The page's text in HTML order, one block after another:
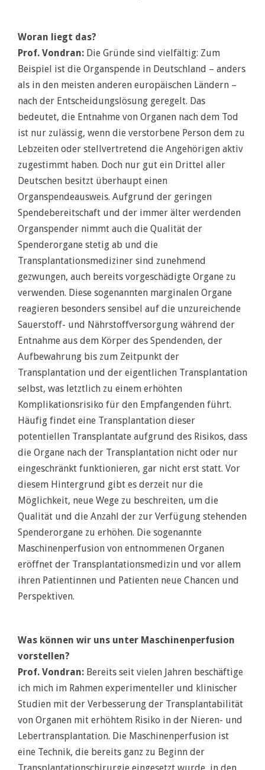
Woran liegt das?
Prof. Vondran: Die Gründe sind vielfältig: Zum
Beispiel ist die Organspende in Deutschland – anders
als in den meisten anderen europäischen Ländern –
nach der Entscheidungslösung geregelt. Das
bedeutet, die Entnahme von Organen nach dem Tod
ist nur zulässig, wenn die verstorbene Person dem zu
Lebzeiten oder stellvertretend die Angehörigen aktiv
zugestimmt haben. Doch nur gut ein Drittel aller
Deutschen besitzt überhaupt einen
Organspendeausweis. Aufgrund der geringen
Spendebereitschaft und der immer älter werdenden
Organspender nimmt auch die Qualität der
Spenderorgane stetig ab und die
Transplantationsmediziner sind zunehmend
gezwungen, auch bereits vorgeschädigte Organe zu
verwenden. Diese sogenannten marginalen Organe
reagieren besonders sensibel auf die unzureichende
Sauerstoff- und Nährstoffversorgung während der
Entnahme aus dem Körper des Spendenden, der
Aufbewahrung bis zum Zeitpunkt der
Transplantation und der eigentlichen Transplantation
selbst, was letztlich zu einem erhöhten
Komplikationsrisiko für den Empfangenden führt.
Häufig findet eine Transplantation dieser
potentiellen Transplantate aufgrund des Risikos, dass
die Organe nach der Transplantation nicht oder nur
eingeschränkt funktionieren, gar nicht erst statt. Vor
diesem Hintergrund gibt es derzeit nur die
Möglichkeit, neue Wege zu beschreiten, um die
Qualität und die Anzahl der zur Verfügung stehenden
Spenderorgane zu erhöhen. Die sogenannte
Maschinenperfusion von entnommenen Organen
eröffnet der Transplantationsmedizin und vor allem
ihren Patientinnen und Patienten neue Chancen und
Perspektiven.
Was können wir uns unter Maschinenperfusion
vorstellen?
Prof. Vondran: Bereits seit vielen Jahren beschäftige
ich mich im Rahmen experimenteller und klinischer
Studien mit der Verbesserung der Transplantabilität
von Organen mit erhöhtem Risiko in der Nieren- und
Lebertransplantation. Die Maschinenperfusion ist
eine Technik, die bereits ganz zu Beginn der